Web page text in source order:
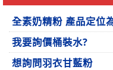
全素奶精粉 產品定位
我要詢價桶裝水?
想詢問羽衣甘藍粉